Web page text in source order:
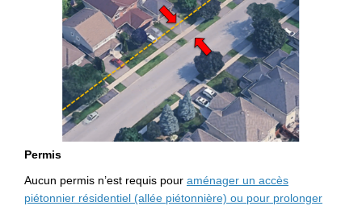
Permis
Aucun permis n’est requis pour aménager un accès
piétonnier résidentiel (allée piétonnière) ou pour prolonger